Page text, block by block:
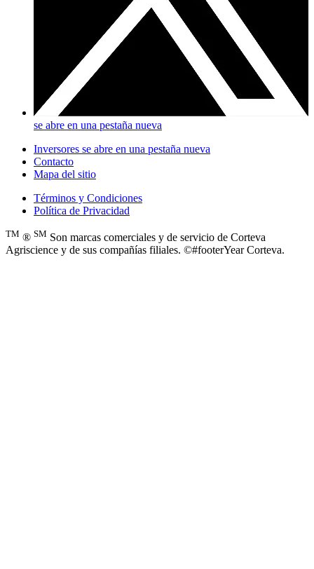
se abre en una pestaña nueva
Inversores se abre en una pestaña nueva
Contacto
Mapa del sitio
Términos y Condiciones
Política de Privacidad
TM ® SM Son marcas comerciales y de servicio de Corteva
Agriscience y de sus compañías filiales. ©#footerYear Corteva.